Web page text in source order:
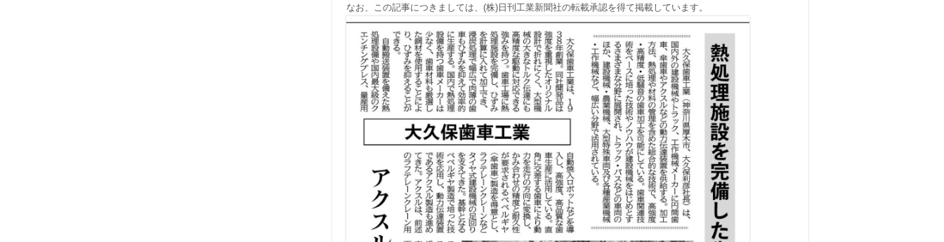
なお、この記事につきましては、(株)日刊工業新聞社の転載承認を得て掲載しています。